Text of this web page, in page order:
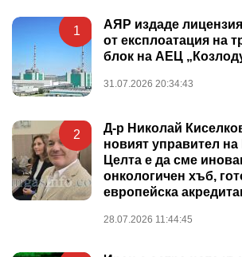
1
АЯР издаде
от експлоатация на
блок на АЕЦ
31.07.2026 20:34:43
2
Д-р Николай
новият управител
Целта е да сме
онкологичен хъб,
европейска
28.07.2026 11:44:45